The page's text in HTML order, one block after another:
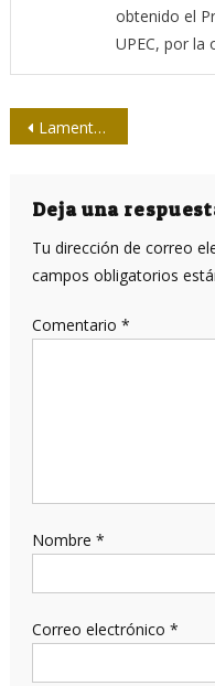
obtenido el
UPEC, por la
Navegación
entradas
Lamentan en ONU demora de visado a corresponsales de Prensa Latina
Deja una
Tu dirección de correo
campos obligatorios
Comentario *
Nombre *
Correo electrónico *